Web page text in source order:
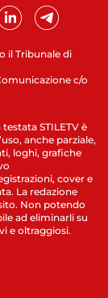
il Tribunale di
c/o
STILETV è
anche parziale,
loghi, grafiche
cover e
La redazione
Non potendo
ad eliminarli su
e oltraggiosi.